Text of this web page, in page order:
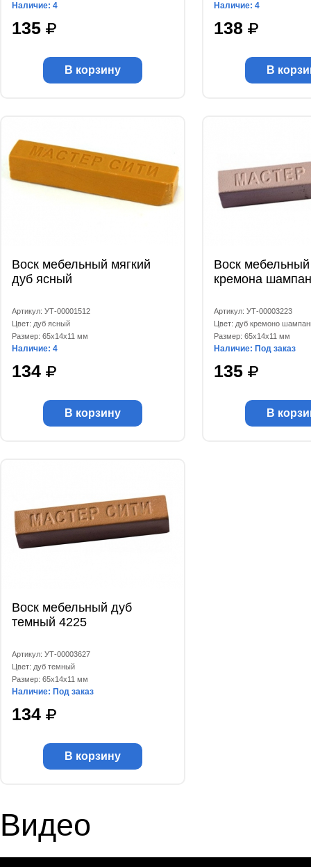
Наличие: 4
135
В корзину
Наличие: 4
138
В
Воск мебельный мягкий
дуб ясный
Артикул: УТ-00001512
Цвет: дуб ясный
Размер: 65x14x11 мм
Наличие: 4
134
В корзину
Воск
кремона
Артикул: УТ-00003223
Цвет: дуб кремоно
Размер: 65x14x11 мм
Наличие: Под заказ
135
В
Воск мебельный дуб
темный 4225
Артикул: УТ-00003627
Цвет: дуб темный
Размер: 65x14x11 мм
Наличие: Под заказ
134
В корзину
Видео